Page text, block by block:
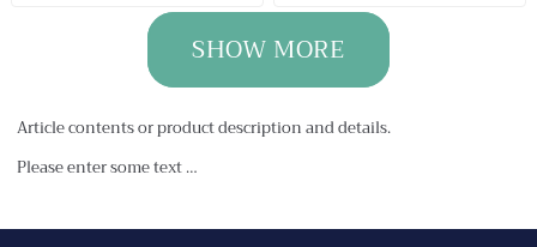
SHOW MORE
Article contents or product description and details.
Please enter some text …